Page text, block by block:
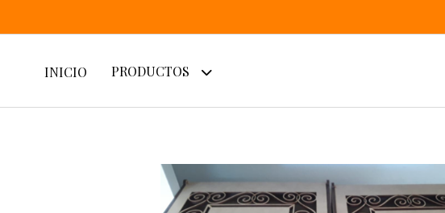
INICIO PRODUCTOS